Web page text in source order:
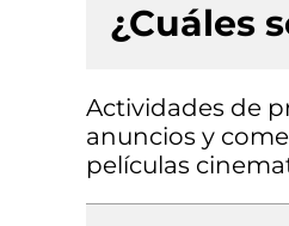
¿Cuáles
Actividades de
anuncios y
películas